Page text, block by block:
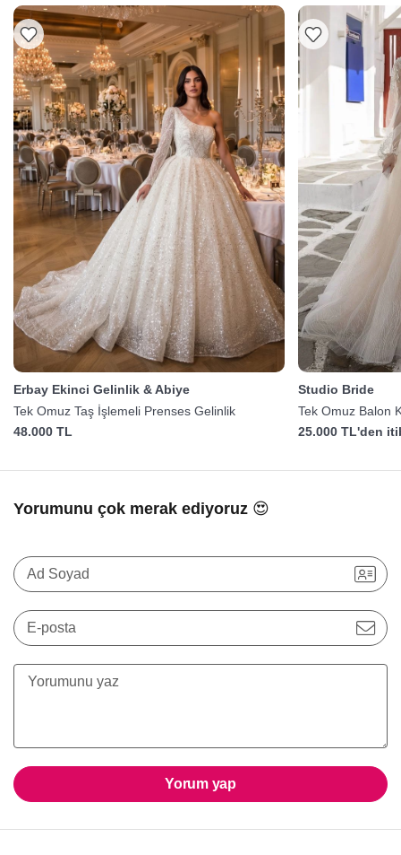
Erbay Ekinci Gelinlik & Abiye
Tek Omuz Taş İşlemeli Prenses Gelinlik
48.000 TL
Studio Bride
Tek Omuz Balon
25.000 TL'den
Yorumunu çok merak ediyoruz 😍
Ad Soyad
E-posta
Yorum yap